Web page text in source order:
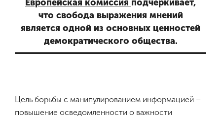
Европейская комиссия подчеркивает,
что свобода выражения мнений
является одной из основных ценностей
демократического общества.
Цель борьбы с манипулированием информацией –
повышение осведомленности о важности